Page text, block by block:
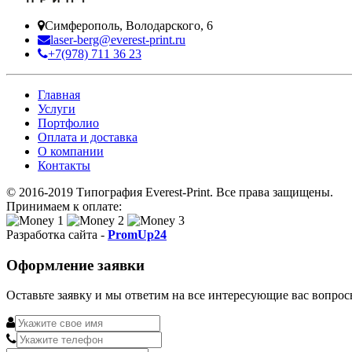
Симферополь, Володарского, 6
laser-berg@everest-print.ru
+7(978) 711 36 23
Главная
Услуги
Портфолио
Оплата и доставка
О компании
Контакты
© 2016-2019 Типография Everest-Print. Все права защищены.
Принимаем к оплате:
Разработка сайта - PromUp24
Оформление заявки
Оставьте заявку и мы ответим на все интересующие вас